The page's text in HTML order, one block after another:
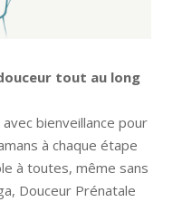
tout au long
bienveillance pour
à chaque étape
à toutes, même sans
Douceur Prénatale